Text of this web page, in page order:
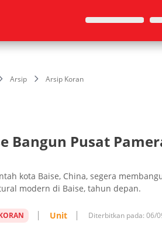
Arsip Arsip Koran
Bangun Pusat
kota Baise, China, segera
modern di Baise, tahun depan.
Unit Diterbitkan pada: 06/